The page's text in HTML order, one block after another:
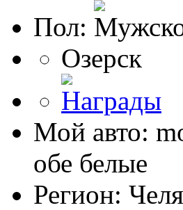
Пол:
Озерск
Мой авто:
обе белые
Регион: